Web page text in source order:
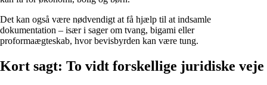
Det kan også være nødvendigt at få hjælp til at indsamle
dokumentation – især i sager om tvang, bigami eller
proformaægteskab, hvor bevisbyrden kan være tung.
Kort sagt: To vidt forskellige juridiske veje